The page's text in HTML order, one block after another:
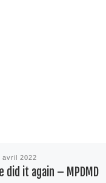
avril 2022
did it again – MPDMD